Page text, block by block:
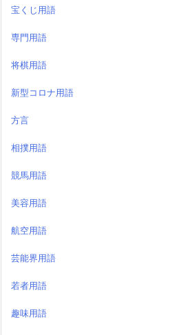
宝くじ用語
専門用語
将棋用語
新型コロナ用語
方言
相撲用語
競馬用語
美容用語
航空用語
芸能界用語
若者用語
趣味用語